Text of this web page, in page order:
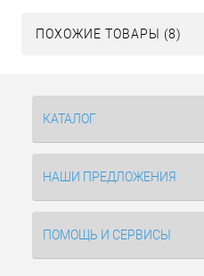
ПОХОЖИЕ ТОВАРЫ (8)
КАТАЛОГ
НАШИ ПРЕДЛОЖЕНИЯ
ПОМОЩЬ И СЕРВИСЫ